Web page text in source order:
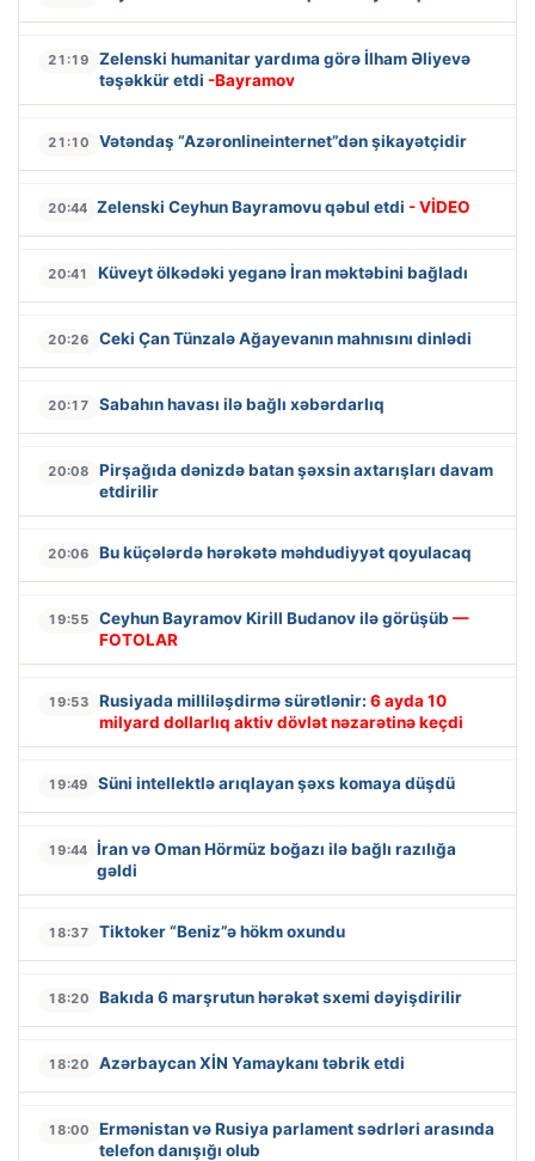
21:19
Zelenski humanitar yardıma görə İlham Əliyevə
təşəkkür etdi -Bayramov
21:10 Vətəndaş “Azəronlineinternet”dən şikayətçidir
20:44 Zelenski Ceyhun Bayramovu qəbul etdi - VİDEO
20:41 Küveyt ölkədəki yeganə İran məktəbini bağladı
20:26 Ceki Çan Tünzalə Ağayevanın mahnısını dinlədi
20:17 Sabahın havası ilə bağlı xəbərdarlıq
20:08
Pirşağıda dənizdə batan şəxsin axtarışları davam
etdirilir
20:06 Bu küçələrdə hərəkətə məhdudiyyət qoyulacaq
19:55 Ceyhun Bayramov Kirill Budanov ilə görüşüb —
FOTOLAR
19:53 Rusiyada milliləşdirmə sürətlənir: 6 ayda 10
milyard dollarlıq aktiv dövlət nəzarətinə keçdi
19:49 Süni intellektlə arıqlayan şəxs komaya düşdü
19:44 İran və Oman Hörmüz boğazı ilə bağlı razılığa
gəldi
18:37 Tiktoker “Beniz”ə hökm oxundu
18:20 Bakıda 6 marşrutun hərəkət sxemi dəyişdirilir
18:20 Azərbaycan XİN Yamaykanı təbrik etdi
18:00
Ermənistan və Rusiya parlament sədrləri arasında
telefon danışığı olub